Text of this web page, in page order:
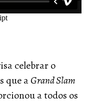
celebrar o
que aGrand Slam
a todos os